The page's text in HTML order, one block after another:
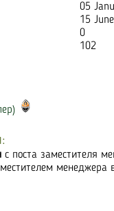
05
15
0
102
с поста заместителя
менеджера